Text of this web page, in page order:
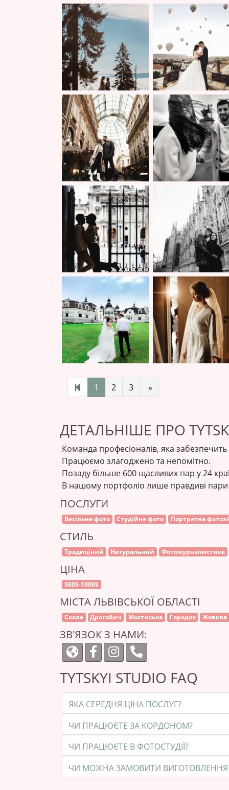
1 2 3 »
ДЕТАЛЬНІШЕ ПРО
Команда професіоналів, яка
Працюємо злагоджено та непомітно.
Позаду більше 600 щасливих пар у 24
В нашому портфоліо лише правдиві пари
ПОСЛУГИ
Весільне фото Студійне фото Портретна
СТИЛЬ
Традиціний Натуральний Фотожурналистика
ЦІНА
500$-1000$
МІСТА ЛЬВІВСЬКОЇ ОБЛАСТІ
Сколе Дрогобич Мостиська‎ Городок Жовква
ЗВ'ЯЗОК З НАМИ:
TYTSKYI STUDIO FAQ
ЯКА СЕРЕДНЯ ЦІНА ПОСЛУГ?
ЧИ ПРАЦЮЄТЕ ЗА КОРДОНОМ?
ЧИ ПРАЦЮЄТЕ В ФОТОСТУДІЇ?
ЧИ МОЖНА ЗАМОВИТИ